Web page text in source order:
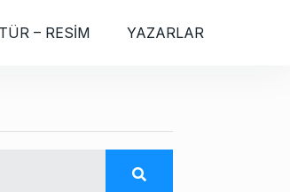
– RESİM YAZARLAR